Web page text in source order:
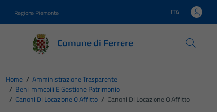
Regione Piemonte Lingua attiva:
ITA
Comune di Ferrere
Home / Amministrazione Trasparente
/ Beni Immobili E Gestione Patrimonio
/ Canoni Di Locazione O Affitto / Canoni Di Locazione O Affitto